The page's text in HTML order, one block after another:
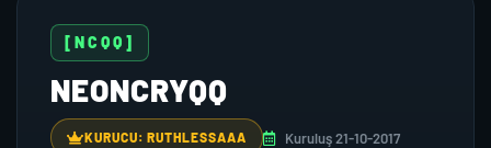
[NCQQ]
NEONCRYQQ
KURUCU: RUTHLESSAAA Kuruluş 21-10-2017